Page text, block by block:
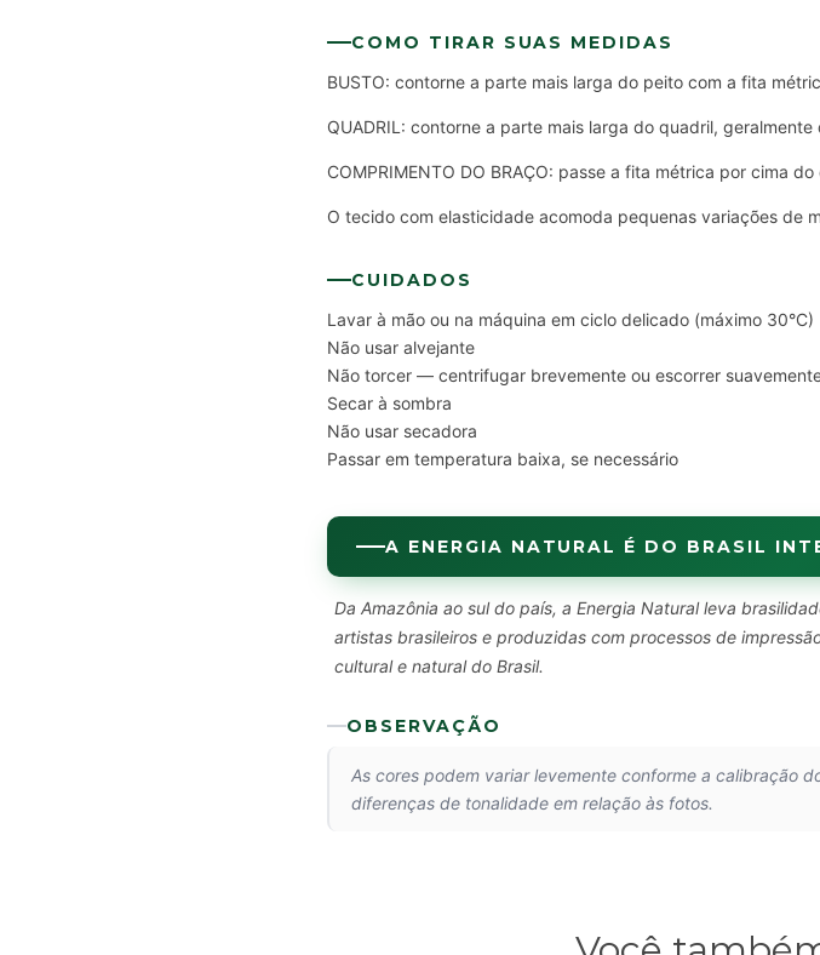
COMO TIRAR SUAS MEDIDAS
BUSTO: contorne a parte mais larga do peito com a fita
QUADRIL: contorne a parte mais larga do quadril,
COMPRIMENTO DO BRAÇO: passe a fita métrica por cima
O tecido com elasticidade acomoda pequenas variações de
CUIDADOS
Lavar à mão ou na máquina em ciclo delicado (máximo 30°C)
Não usar alvejante
Não torcer — centrifugar brevemente ou escorrer
Secar à sombra
Não usar secadora
Passar em temperatura baixa, se necessário
A ENERGIA NATURAL É DO BRASIL
Da Amazônia ao sul do país, a Energia Natural leva
artistas brasileiros e produzidas com processos de
cultural e natural do Brasil.
OBSERVAÇÃO
As cores podem variar levemente conforme a calibração
diferenças de tonalidade em relação às fotos.